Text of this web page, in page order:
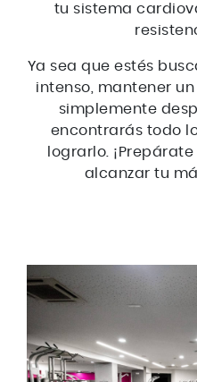
tu sistema
Ya sea que estés
intenso, mantener
simplemente
encontrarás todo
lograrlo.
alcanzar tu